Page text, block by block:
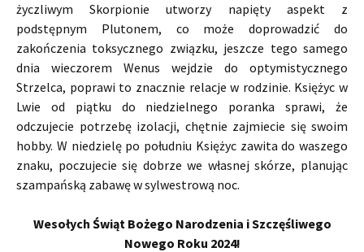
życzliwym Skorpionie utworzy napięty aspekt z
podstępnym Plutonem, co może doprowadzić do
zakończenia toksycznego związku, jeszcze tego samego
dnia wieczorem Wenus wejdzie do optymistycznego
Strzelca, poprawi to znacznie relacje w rodzinie. Księżyc w
Lwie od piątku do niedzielnego poranka sprawi, że
odczujecie potrzebę izolacji, chętnie zajmiecie się swoim
hobby. W niedzielę po południu Księżyc zawita do waszego
znaku, poczujecie się dobrze we własnej skórze, planując
szampańską zabawę w sylwestrową noc.
Wesołych Świąt Bożego Narodzenia i Szczęśliwego
Nowego Roku 2024!